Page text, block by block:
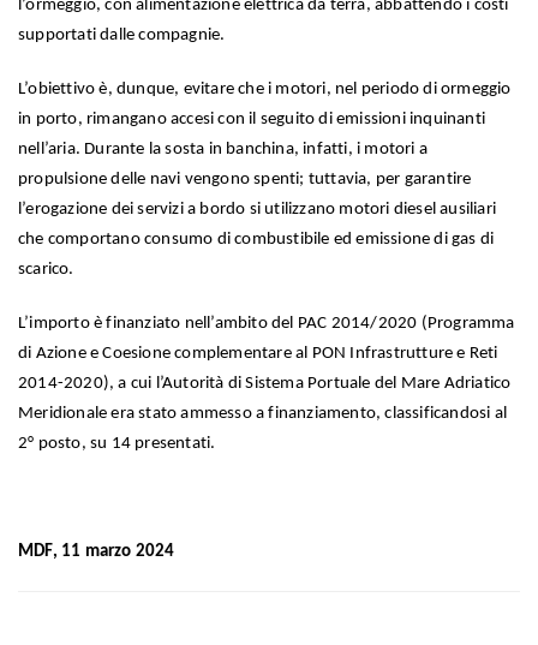
l’ormeggio, con alimentazione elettrica da terra, abbattendo i costi
supportati dalle compagnie.
L’obiettivo è, dunque, evitare che i motori, nel periodo di ormeggio
in porto, rimangano accesi con il seguito di emissioni inquinanti
nell’aria. Durante la sosta in banchina, infatti, i motori a
propulsione delle navi vengono spenti; tuttavia, per garantire
l’erogazione dei servizi a bordo si utilizzano motori diesel ausiliari
che comportano consumo di combustibile ed emissione di gas di
scarico.
L’importo è finanziato nell’ambito del PAC 2014/2020 (Programma
di Azione e Coesione complementare al PON Infrastrutture e Reti
2014-2020), a cui l’Autorità di Sistema Portuale del Mare Adriatico
Meridionale era stato ammesso a finanziamento, classificandosi al
2° posto, su 14 presentati.
MDF, 11 marzo 2024